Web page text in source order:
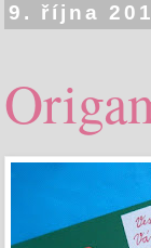
9. října